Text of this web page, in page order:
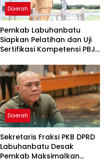
Daerah
Pemkab Labuhanbatu
Siapkan Pelatihan dan Uji
Sertifikasi Kompetensi PBJ
Daerah
Sekretaris Fraksi PKB DPRD
Labuhanbatu Desak
Pemkab Maksimalkan